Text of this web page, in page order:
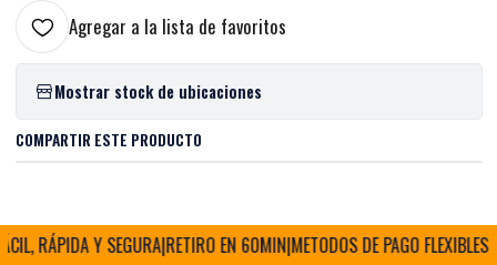
Agregar a la lista de favoritos
Mostrar stock de ubicaciones
COMPARTIR ESTE PRODUCTO
RÁPIDA Y SEGURA|RETIRO EN 60MIN|METODOS DE PAGO FLEXIBLES|